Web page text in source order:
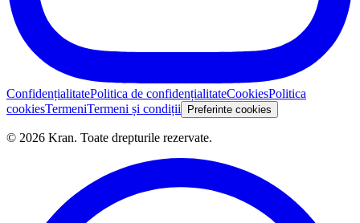
ConfidențialitatePolitica de confidențialitateCookiesPolitica
cookiesTermeniTermeni și condiții Preferinte cookies
© 2026 Kran. Toate drepturile rezervate.